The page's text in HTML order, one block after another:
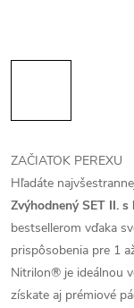
ZAČIATOK PEREXU
Hľadáte
Zvýhodnený SET II.
bestsellerom vďaka
prispôsobenia pre 1
Nitrilon® je ideálnou
získate aj prémiové